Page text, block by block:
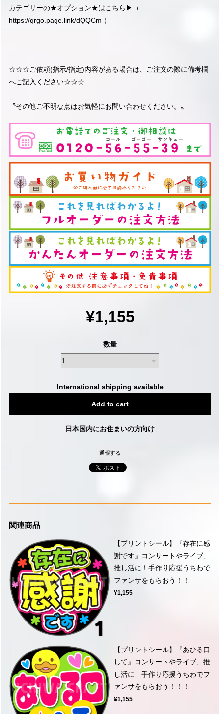
カテゴリーの★オプション★はこちら▶︎（
https://qrgo.page.link/dQQCm ）
☆☆☆ご依頼(指示/指定)内容がある場合は、ご注文の際に備考欄
へご記入ください☆☆☆
〝その他ご不明な点はお気軽にお問い合わせください。〟
¥1,155
数量
International shipping available
Add to cart
日本国内にお住まいの方向け
通報する
関連商品
【プリントシール】『存在に感
謝です』コンサートやライブ、
推し活に！手作り応援うちわで
ファンサをもらおう！！！
¥1,155
【プリントシール】『あひる口
して』コンサートやライブ、推
し活に！手作り応援うちわでフ
ァンサをもらおう！！！
¥1,155